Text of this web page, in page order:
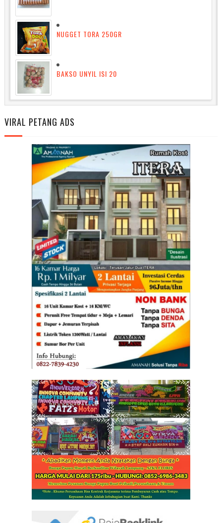
NUGGET TORA 250GR
BAKSO UNYIL ISI 20
VIRAL PETANG ADS